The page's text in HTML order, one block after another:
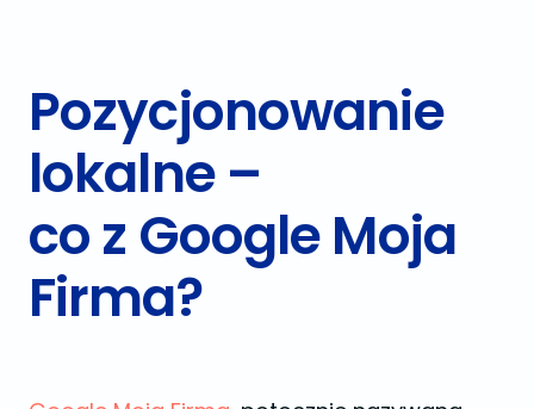
Pozycjonowanie
lokalne –
co z Google Moja
Firma?